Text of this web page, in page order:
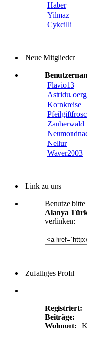
Haber
Yilmaz
Cykcilli
Neue Mitglieder
Flavio13
Kornkreise
Zauberwald
Nellur
Waver2003
Link zu uns
Benutze
Alanya
verlinken:
Zufälliges Profil
Registriert:
Beiträge:
Wohnort: